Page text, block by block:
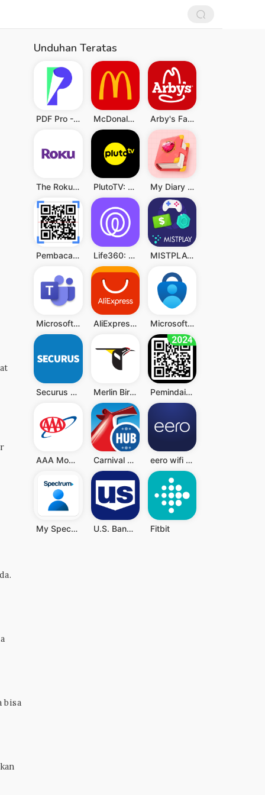
bisa
Unduhan Teratas
PDF Pro - Reader & Maker McDonald's Arby's Fast Food Sandwiches
The Roku App (Official) PlutoTV: Live TV & Free Movies My Diary - Diary With Lock
Pembaca QR & Kode Batang Life360: Berbagi Lokasi MISTPLAY: Play to Earn Money
Microsoft Teams AliExpress - Shopping App Microsoft Authenticator
Securus Mobile Merlin Bird ID by Cornell Lab Pemindai QR - Barcode Scanner
AAA Mobile Carnival HUB eero wifi system
My Spectrum U.S. Bank Mobile Banking Fitbit